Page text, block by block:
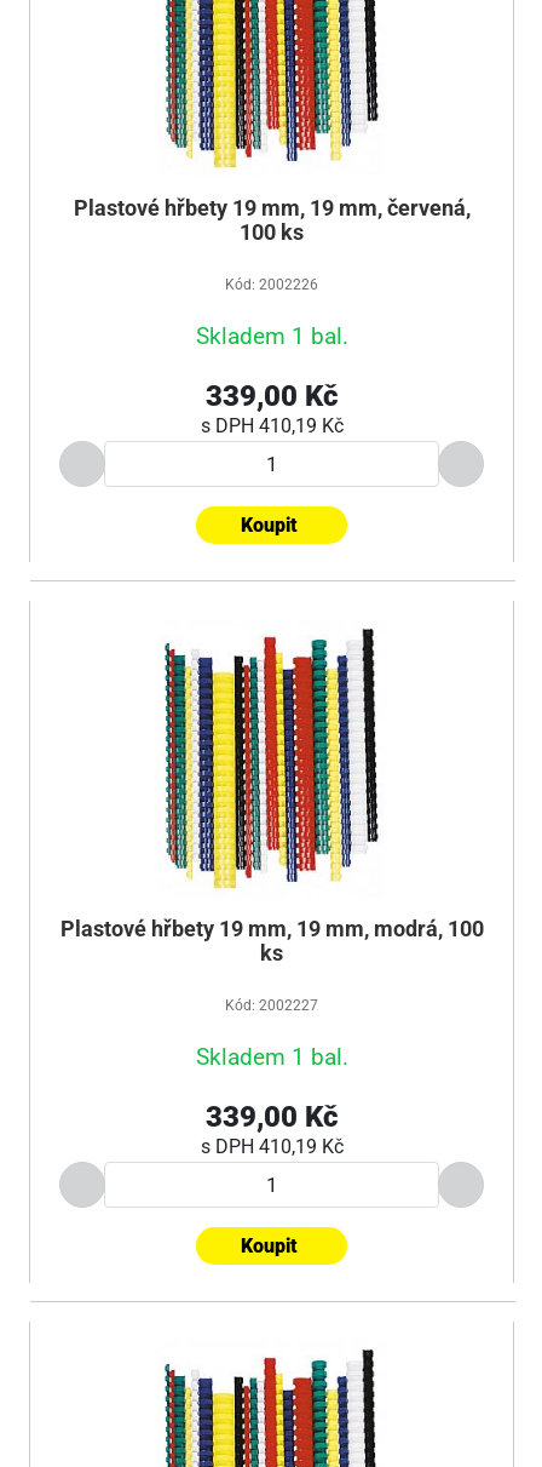
Plastové hřbety 19 mm, 19 mm, červená,
100 ks
Kód: 2002226
Skladem 1 bal.
339,00 Kč
s DPH 410,19 Kč
Koupit
Plastové hřbety 19 mm, 19 mm, modrá, 100
ks
Kód: 2002227
Skladem 1 bal.
339,00 Kč
s DPH 410,19 Kč
Koupit